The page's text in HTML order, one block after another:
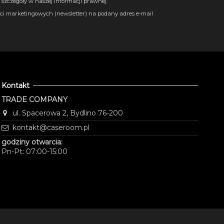
marketingowych (newsletter) na podany adres e-mail
Kontakt
TRADE COMPANY
ul. Spacerowa 2, Bydlino 76-200
kontakt@caseroom.pl
godziny otwarcia:
Pn-Pt: 07:00-15:00